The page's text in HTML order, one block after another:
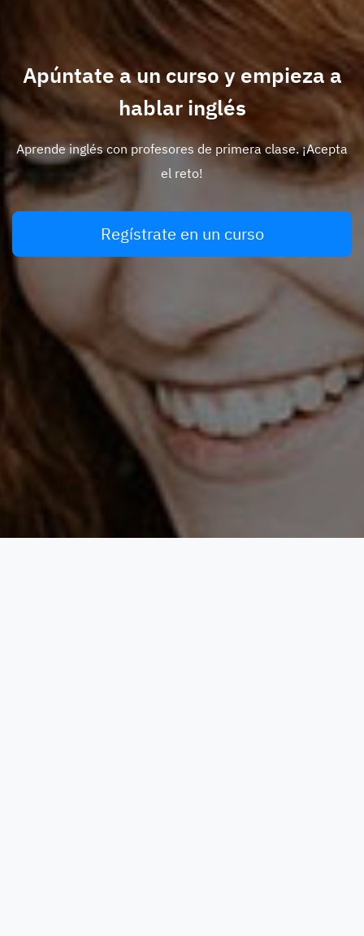
Apúntate a un curso y empieza a
hablar inglés
Aprende inglés con profesores de primera clase. ¡Acepta
el reto!
Regístrate en un curso